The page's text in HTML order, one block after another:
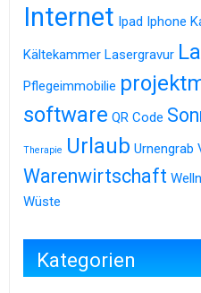
Internet Ipad Iphone
Kältekammer Lasergravur
Pflegeimmobilie
software QR Code
Therapie Urlaub Urnengrab
Warenwirtschaft
Wüste
Kategorien